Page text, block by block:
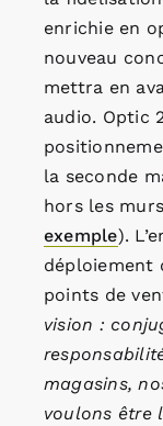
enrichie en
nouveau
mettra en
audio. Optic
la seconde
hors les
exemple).
déploiement
points de
vision :
magasins,
voulons être